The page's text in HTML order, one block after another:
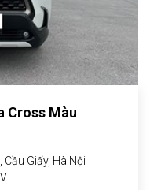
Cross Màu
Giấy, Hà Nội